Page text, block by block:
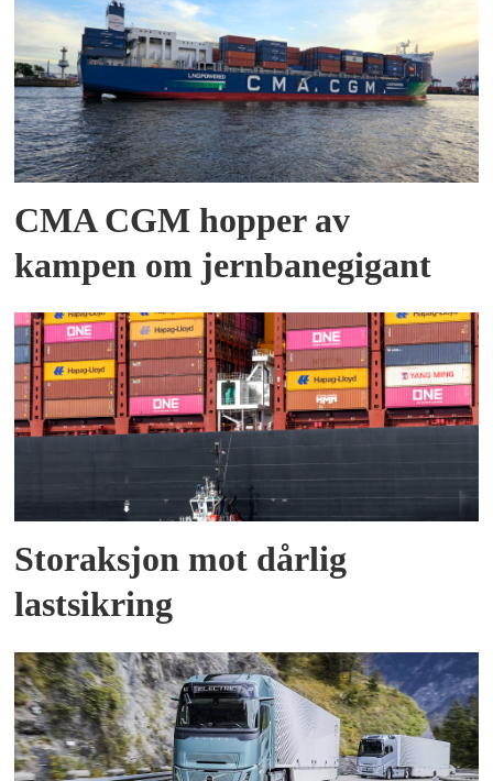
CMA CGM hopper av
kampen om jernbanegigant
Storaksjon mot dårlig
lastsikring